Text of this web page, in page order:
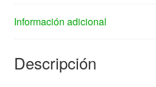
Información adicional
Descripción